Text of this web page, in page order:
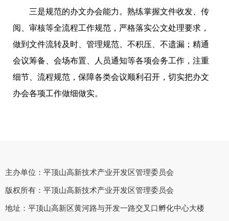
三是规范的办文办会能力。熟练掌握文件收发、传
阅、审核等全流程工作规范，严格落实公文处理要求，
做到文件流转及时、管理规范、不积压、不遗漏；精通
会议筹备、会场布置、人员通知等各项会务工作，注重
细节、流程规范，保障各类会议顺利召开，切实把办文
办会各项工作做细做实。
主办单位：平顶山高新技术产业开发区管理委员会
版权所有：平顶山高新技术产业开发区管理委员会
地址：平顶山高新区黄河路与开发一路交叉口孵化中心大楼